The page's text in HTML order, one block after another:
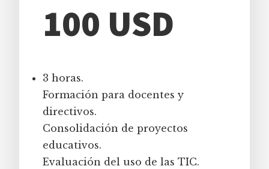
100 USD
3 horas.
Formación para docentes y
directivos.
Consolidación de proyectos
educativos.
Evaluación del uso de las TIC.